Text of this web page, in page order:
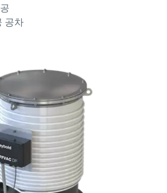
공차